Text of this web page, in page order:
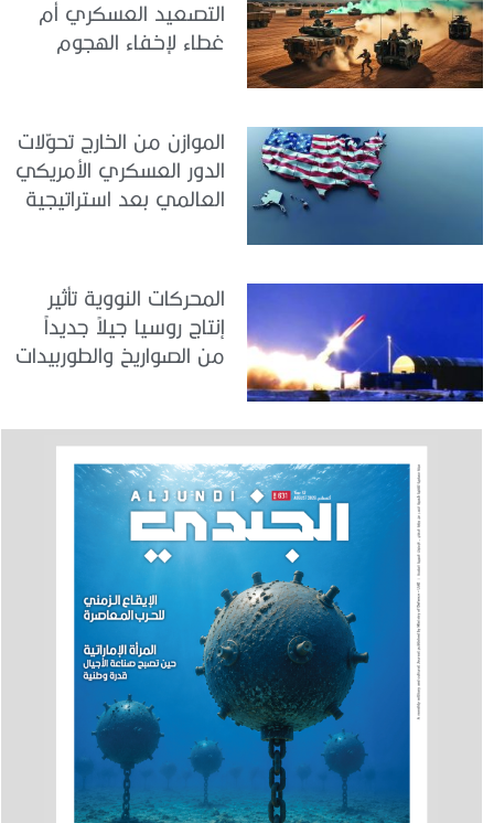
التصعيد العسكري أم
غطاء لإخفاء الهجوم
الموازن من الخارج تحوّلات
الدور العسكري الأمريكي
العالمي بعد استراتيجية
المحركات النووية تأثير
إنتاج روسيا جيلاً جديداً
من الصواريخ والطوربيدات